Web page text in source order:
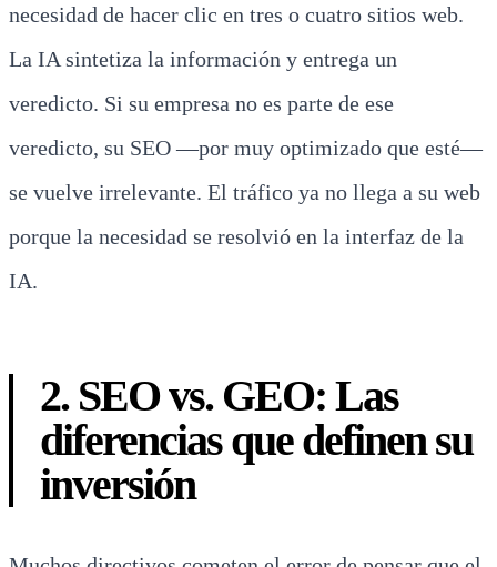
necesidad de hacer clic en tres o cuatro sitios web.
La IA sintetiza la información y entrega un
veredicto. Si su empresa no es parte de ese
veredicto, su SEO —por muy optimizado que esté—
se vuelve irrelevante. El tráfico ya no llega a su web
porque la necesidad se resolvió en la interfaz de la
IA.
2. SEO vs. GEO: Las
diferencias que definen su
inversión